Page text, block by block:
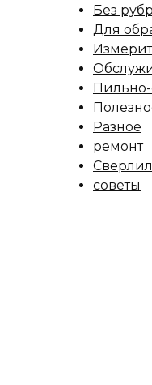
Без
Для
Разное
ремонт
советы